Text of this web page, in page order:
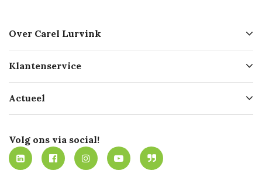
Over Carel Lurvink
Geschiedenis
Missie
Werken bij Carel Lurvink
MVO
Klantenservice
Bezorgen
Mijn Carel Lurvink
Mijn Carel Lurvink instructievideo's
Carel Lurvink App
Actueel
Innovation LAB
Tevreden klanten
Carel Lurvink Blog
Volg ons via social!